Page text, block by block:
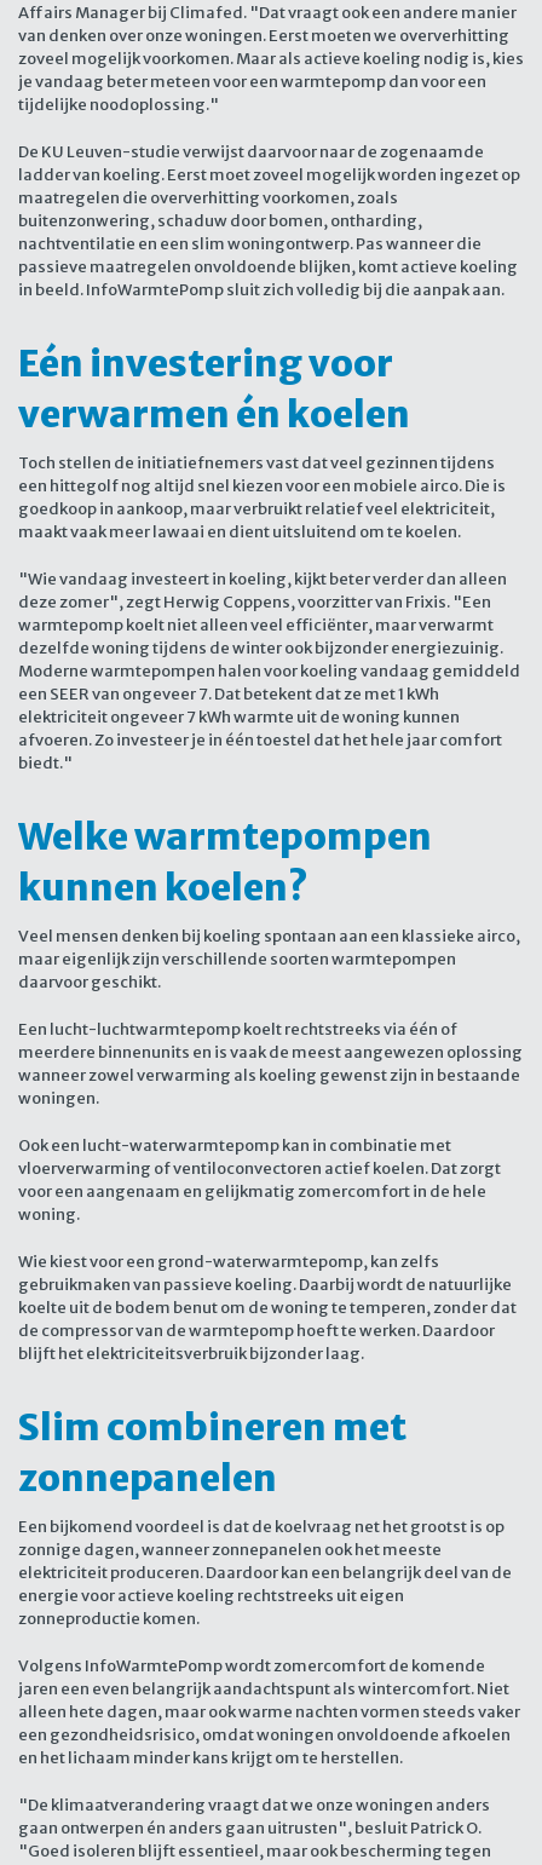
Affairs Manager bij Climafed. "Dat vraagt ook een andere manier
van denken over onze woningen. Eerst moeten we oververhitting
zoveel mogelijk voorkomen. Maar als actieve koeling nodig is, kies
je vandaag beter meteen voor een warmtepomp dan voor een
tijdelijke noodoplossing."
De KU Leuven-studie verwijst daarvoor naar de zogenaamde
ladder van koeling. Eerst moet zoveel mogelijk worden ingezet op
maatregelen die oververhitting voorkomen, zoals
buitenzonwering, schaduw door bomen, ontharding,
nachtventilatie en een slim woningontwerp. Pas wanneer die
passieve maatregelen onvoldoende blijken, komt actieve koeling
in beeld. InfoWarmtePomp sluit zich volledig bij die aanpak aan.
Eén investering voor
verwarmen én koelen
Toch stellen de initiatiefnemers vast dat veel gezinnen tijdens
een hittegolf nog altijd snel kiezen voor een mobiele airco. Die is
goedkoop in aankoop, maar verbruikt relatief veel elektriciteit,
maakt vaak meer lawaai en dient uitsluitend om te koelen.
"Wie vandaag investeert in koeling, kijkt beter verder dan alleen
deze zomer", zegt Herwig Coppens, voorzitter van Frixis. "Een
warmtepomp koelt niet alleen veel efficiënter, maar verwarmt
dezelfde woning tijdens de winter ook bijzonder energiezuinig.
Moderne warmtepompen halen voor koeling vandaag gemiddeld
een SEER van ongeveer 7. Dat betekent dat ze met 1 kWh
elektriciteit ongeveer 7 kWh warmte uit de woning kunnen
afvoeren. Zo investeer je in één toestel dat het hele jaar comfort
biedt."
Welke warmtepompen
kunnen koelen?
Veel mensen denken bij koeling spontaan aan een klassieke airco,
maar eigenlijk zijn verschillende soorten warmtepompen
daarvoor geschikt.
Een lucht-luchtwarmtepomp koelt rechtstreeks via één of
meerdere binnenunits en is vaak de meest aangewezen oplossing
wanneer zowel verwarming als koeling gewenst zijn in bestaande
woningen.
Ook een lucht-waterwarmtepomp kan in combinatie met
vloerverwarming of ventiloconvectoren actief koelen. Dat zorgt
voor een aangenaam en gelijkmatig zomercomfort in de hele
woning.
Wie kiest voor een grond-waterwarmtepomp, kan zelfs
gebruikmaken van passieve koeling. Daarbij wordt de natuurlijke
koelte uit de bodem benut om de woning te temperen, zonder dat
de compressor van de warmtepomp hoeft te werken. Daardoor
blijft het elektriciteitsverbruik bijzonder laag.
Slim combineren met
zonnepanelen
Een bijkomend voordeel is dat de koelvraag net het grootst is op
zonnige dagen, wanneer zonnepanelen ook het meeste
elektriciteit produceren. Daardoor kan een belangrijk deel van de
energie voor actieve koeling rechtstreeks uit eigen
zonneproductie komen.
Volgens InfoWarmtePomp wordt zomercomfort de komende
jaren een even belangrijk aandachtspunt als wintercomfort. Niet
alleen hete dagen, maar ook warme nachten vormen steeds vaker
een gezondheidsrisico, omdat woningen onvoldoende afkoelen
en het lichaam minder kans krijgt om te herstellen.
"De klimaatverandering vraagt dat we onze woningen anders
gaan ontwerpen én anders gaan uitrusten", besluit Patrick O.
"Goed isoleren blijft essentieel, maar ook bescherming tegen